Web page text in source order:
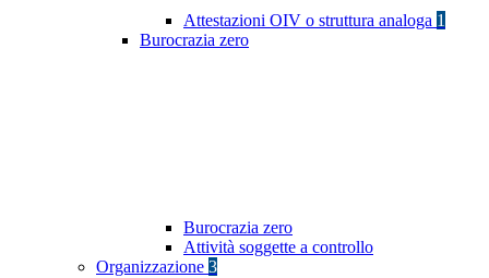
Attestazioni OIV o struttura analoga 1
Burocrazia zero
Burocrazia zero
Attività soggette a controllo
Organizzazione 3